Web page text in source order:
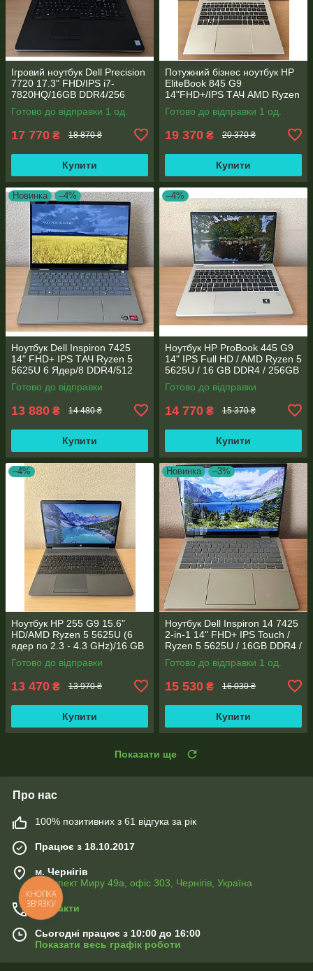
Ігровий ноутбук Dell Precision
7720 17.3" FHD/IPS i7-
7820HQ/16GB DDR4/256
SSD/NVIDIA Quadro P4000
8GB
Готово до відправки 1 од.
17 770 ₴ 18 870 ₴
Купити
Потужний бізнес ноутбук HP
EliteBook 845 G9
14"FHD+/IPS ТАЧ AMD Ryzen
5 6600U 6 ядер/16 DDR5/512
SSD NVME/AMD Radeon
Готово до відправки 1 од.
19 370 ₴ 20 370 ₴
Купити
Новинка –4%
Ноутбук Dell Inspiron 7425
14" FHD+ IPS TАЧ Ryzen 5
5625U 6 Ядер/8 DDR4/512
SSD M.2/Radeon RX Vega
7/Type-C PD
Готово до відправки
13 880 ₴ 14 480 ₴
Купити
–4%
Ноутбук HP ProBook 445 G9
14" IPS Full HD / AMD Ryzen 5
5625U / 16 GB DDR4 / 256GB
SSD M.2 / AMD Radeon RX
Vega 7 / WebCam
Готово до відправки
14 770 ₴ 15 370 ₴
Купити
–4%
Ноутбук HP 255 G9 15.6"
HD/AMD Ryzen 5 5625U (6
ядер по 2.3 - 4.3 GHz)/16 GB
DDR4/256GB SSD M.2/AMD
Radeon Vega 7/Web
Готово до відправки
13 470 ₴ 13 970 ₴
Купити
Новинка –3%
Ноутбук Dell Inspiron 14 7425
2-in-1 14" FHD+ IPS Touch /
Ryzen 5 5625U / 16GB DDR4 /
512GB SSD / Radeon Vega 7 /
WebCam
Готово до відправки 1 од.
15 530 ₴ 16 030 ₴
Купити
Показати ще
Про нас
100% позитивних з 61 відгука за рік
Працює з 18.10.2017
м. Чернігів
Проспект Миру 49а, офіс 303, Чернігів, Україна
Контакти
Сьогодні працює з 10:00 до 16:00
Показати весь графік роботи